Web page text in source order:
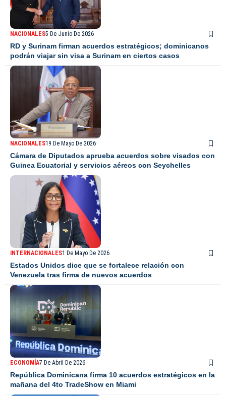
NACIONALES5 De Junio De 2026
RD y Surinam firman acuerdos estratégicos; dominicanos
podrán viajar sin visa a Surinam en ciertos casos
NACIONALES19 De Mayo De 2026
Cámara de Diputados aprueba acuerdos sobre visados con
Guinea Ecuatorial y servicios aéreos con Seychelles
INTERNACIONALES1 De Mayo De 2026
Estados Unidos dice que se fortalece relación con
Venezuela tras firma de nuevos acuerdos
ECONOMÍA7 De Abril De 2026
República Dominicana firma 10 acuerdos estratégicos en la
mañana del 4to TradeShow en Miami